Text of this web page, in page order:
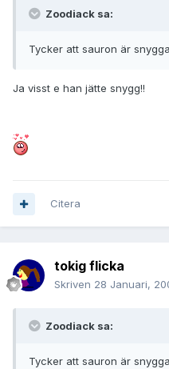
Zoodiack sa:
Tycker att sauron är
Ja visst e han jätte snygg!!
Citera
tokig flicka
Skriven 28 Januari,
Zoodiack sa:
Tycker att sauron är